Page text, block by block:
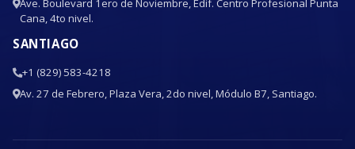
Ave. Boulevard 1ero de Noviembre, Edif. Centro Profesional Punta
Cana, 4to nivel.
SANTIAGO
+1 (829) 583-4218
Av. 27 de Febrero, Plaza Vera, 2do nivel, Módulo B7, Santiago.